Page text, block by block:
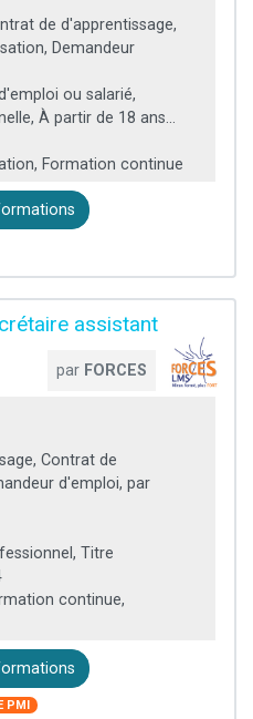
de d'apprentissage,
Demandeur
ou salarié,
À partir de 18 ans...
Formation continue
assistant
par FORCES
Contrat de
d'emploi, par
Titre
continue,
PMI